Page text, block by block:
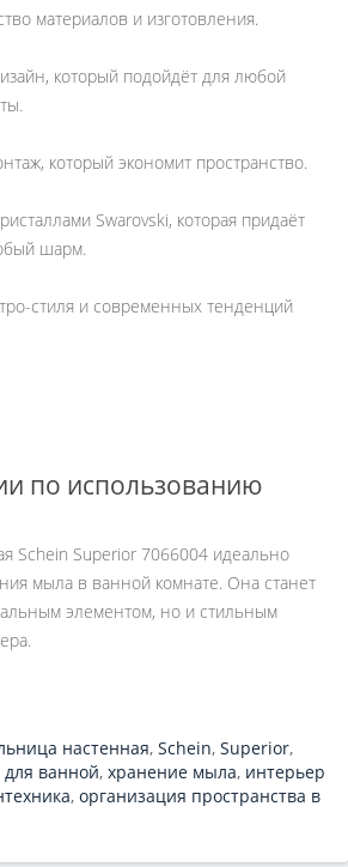
материалов и изготовления.
который подойдёт для любой
который экономит пространство.
Swarovski, которая придаёт
шарм.
стиля и современных тенденций
по использованию
Schein Superior 7066004 идеально
мыла в ванной комнате. Она станет
элементом, но и стильным
настенная, Schein, Superior,
для ванной, хранение мыла, интерьер
, организация пространства в